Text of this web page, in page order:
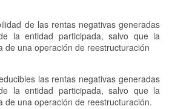
de las rentas negativas generadas
la entidad participada, salvo que la
de una operación de reestructuración
las rentas negativas generadas
la entidad participada, salvo que la
de una operación de reestructuración.